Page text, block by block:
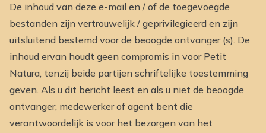
De inhoud van deze e-mail en / of de toegevoegde
bestanden zijn vertrouwelijk / geprivilegieerd en zijn
uitsluitend bestemd voor de beoogde ontvanger (s). De
inhoud ervan houdt geen compromis in voor Petit
Natura, tenzij beide partijen schriftelijke toestemming
geven. Als u dit bericht leest en als u niet de beoogde
ontvanger, medewerker of agent bent die
verantwoordelijk is voor het bezorgen van het